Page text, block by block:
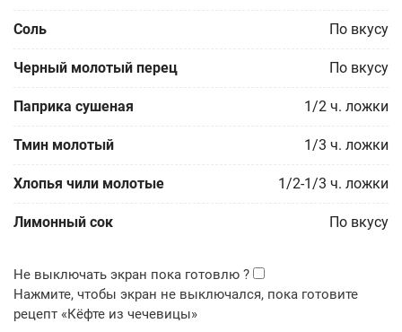
Соль По вкусу
Черный молотый перец По вкусу
Паприка сушеная 1/2 ч. ложки
Тмин молотый 1/3 ч. ложки
Хлопья чили молотые 1/2-1/3 ч. ложки
Лимонный сок По вкусу